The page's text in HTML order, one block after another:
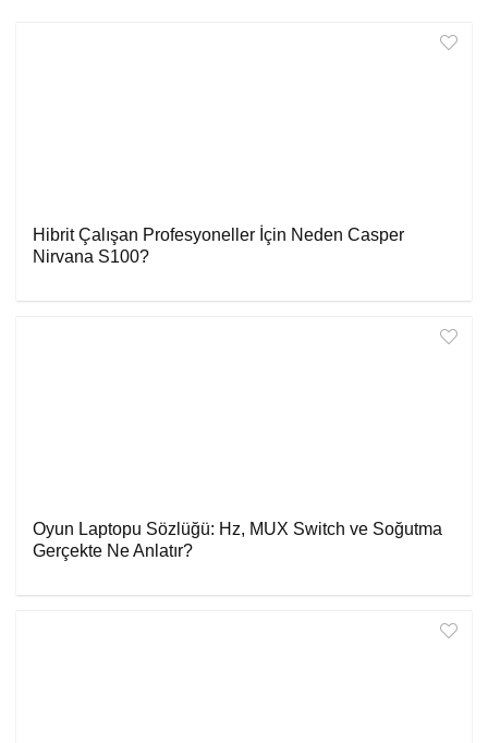
Hibrit Çalışan Profesyoneller İçin Neden Casper
Nirvana S100?
Oyun Laptopu Sözlüğü: Hz, MUX Switch ve Soğutma
Gerçekte Ne Anlatır?